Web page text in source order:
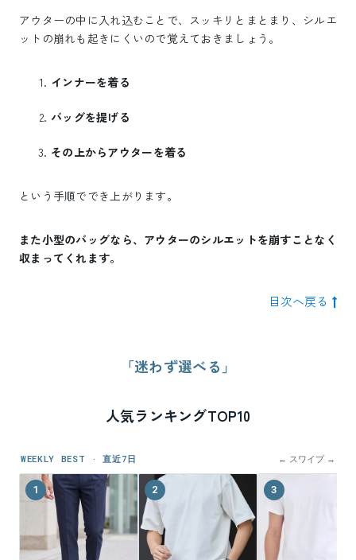
アウターの中に入れ込むことで、スッキリとまとまり、シルエ
ットの崩れも起きにくいので覚えておきましょう。
インナーを着る
バッグを提げる
その上からアウターを着る
という手順ででき上がります。
また小型のバッグなら、アウターのシルエットを崩すことなく
収まってくれます。
目次へ戻る
「迷わず選べる」
人気ランキングTOP10
WEEKLY BEST · 直近7日 ← スワイプ →
1 2 3